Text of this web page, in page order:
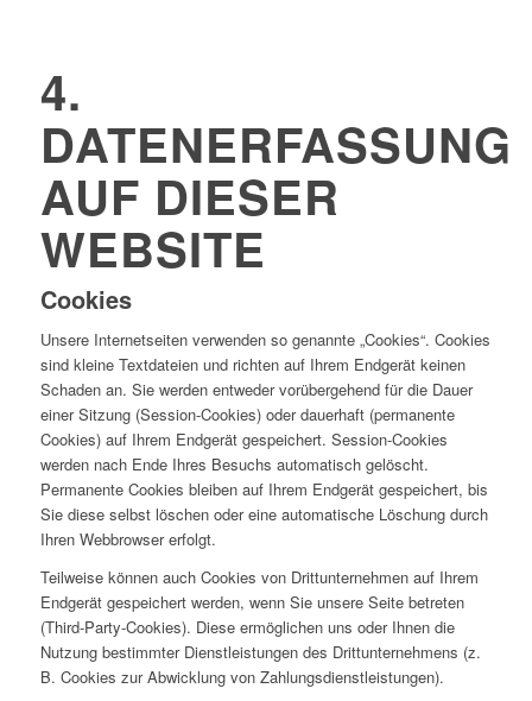
4.
DATENERFASSUNG
AUF DIESER
WEBSITE
Cookies
Unsere Internetseiten verwenden so genannte „Cookies“. Cookies
sind kleine Textdateien und richten auf Ihrem Endgerät keinen
Schaden an. Sie werden entweder vorübergehend für die Dauer
einer Sitzung (Session-Cookies) oder dauerhaft (permanente
Cookies) auf Ihrem Endgerät gespeichert. Session-Cookies
werden nach Ende Ihres Besuchs automatisch gelöscht.
Permanente Cookies bleiben auf Ihrem Endgerät gespeichert, bis
Sie diese selbst löschen oder eine automatische Löschung durch
Ihren Webbrowser erfolgt.
Teilweise können auch Cookies von Drittunternehmen auf Ihrem
Endgerät gespeichert werden, wenn Sie unsere Seite betreten
(Third-Party-Cookies). Diese ermöglichen uns oder Ihnen die
Nutzung bestimmter Dienstleistungen des Drittunternehmens (z.
B. Cookies zur Abwicklung von Zahlungsdienstleistungen).